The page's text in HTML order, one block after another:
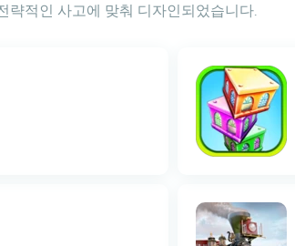
략적인 사고에 맞춰 디자인되었습니다.